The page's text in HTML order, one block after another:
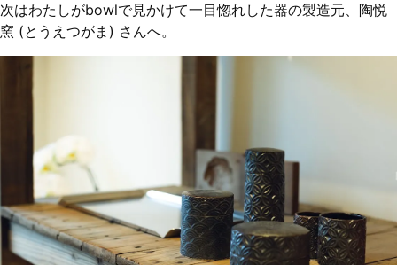
次はわたしがbowlで見かけて一目惚れした器の製造元、陶悦
窯 (とうえつがま) さんへ。